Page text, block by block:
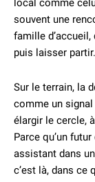
local comme
souvent une
famille
puis laisser partir.
Sur le terrain, la
comme un
élargir le cercle,
Parce qu’un
assistant dans
c’est là, dans ce